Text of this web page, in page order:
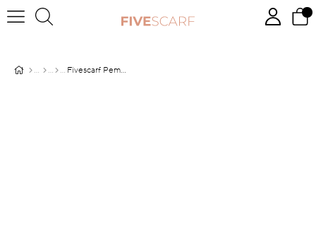
Fivescarf Pembe Batik Desen Twill Digital Eşarp